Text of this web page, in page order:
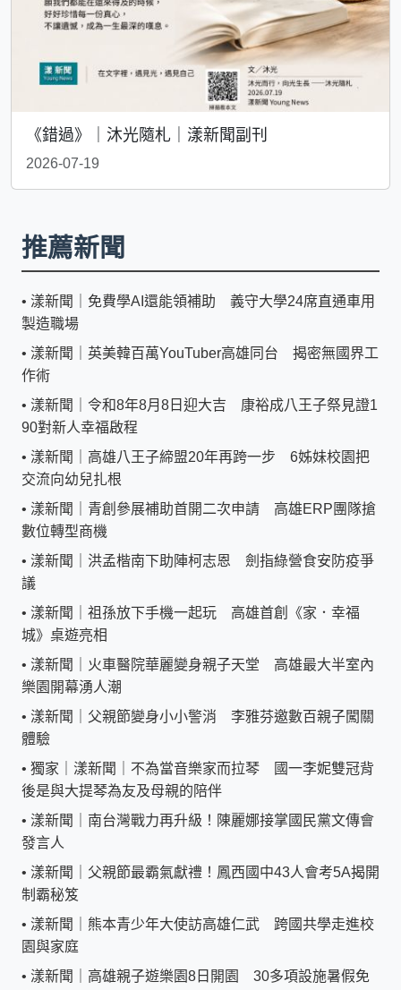
《錯過》｜沐光隨札｜漾新聞副刊
2026-07-19
推薦新聞
• 漾新聞｜免費學AI還能領補助 義守大學24席直通車用
製造職場
• 漾新聞｜英美韓百萬YouTuber高雄同台 揭密無國界工
作術
• 漾新聞｜令和8年8月8日迎大吉 康裕成八王子祭見證1
90對新人幸福啟程
• 漾新聞｜高雄八王子締盟20年再跨一步 6姊妹校園把
交流向幼兒扎根
• 漾新聞｜青創參展補助首開二次申請 高雄ERP團隊搶
數位轉型商機
• 漾新聞｜洪孟楷南下助陣柯志恩 劍指綠營食安防疫爭
議
• 漾新聞｜祖孫放下手機一起玩 高雄首創《家．幸福
城》桌遊亮相
• 漾新聞｜火車醫院華麗變身親子天堂 高雄最大半室內
樂園開幕湧人潮
• 漾新聞｜父親節變身小小警消 李雅芬邀數百親子闖關
體驗
• 獨家｜漾新聞｜不為當音樂家而拉琴 國一李妮雙冠背
後是與大提琴為友及母親的陪伴
• 漾新聞｜南台灣戰力再升級！陳麗娜接掌國民黨文傳會
發言人
• 漾新聞｜父親節最霸氣獻禮！鳳西國中43人會考5A揭開
制霸秘笈
• 漾新聞｜熊本青少年大使訪高雄仁武 跨國共學走進校
園與家庭
• 漾新聞｜高雄親子遊樂園8日開園 30多項設施暑假免